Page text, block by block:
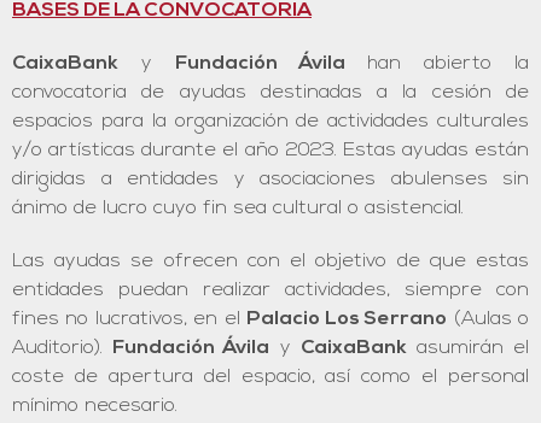
BASES DE LA CONVOCATORIA
CaixaBank y Fundación Ávila han abierto la
convocatoria de ayudas destinadas a la cesión de
espacios para la organización de actividades culturales
y/o artísticas durante el año 2023. Estas ayudas están
dirigidas a entidades y asociaciones abulenses sin
ánimo de lucro cuyo fin sea cultural o asistencial.
Las ayudas se ofrecen con el objetivo de que estas
entidades puedan realizar actividades, siempre con
fines no lucrativos, en el
Palacio Los Serrano (Aulas o
Auditorio).
Fundación Ávila y CaixaBankasumirán el
coste de apertura del espacio, así como el personal
mínimo necesario.